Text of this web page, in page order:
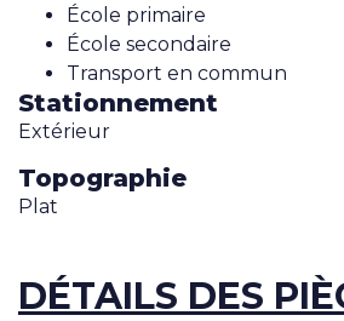
École primaire
École secondaire
Transport en commun
Stationnement
Extérieur
Topographie
Plat
DÉTAILS DES